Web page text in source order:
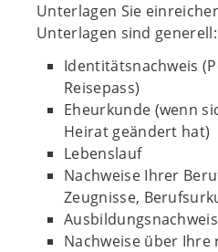
Unterlagen Sie
Unterlagen sind generell:
Identitätsnachweis
Reisepass)
Eheurkunde (wenn
Heirat geändert hat)
Lebenslauf
Nachweise Ihrer
Zeugnisse,
Nachweise über Ihre